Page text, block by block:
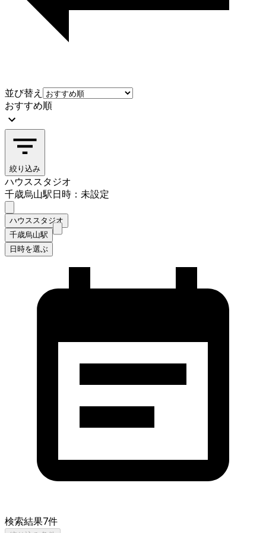
並び替え
おすすめ順
絞り込み
ハウススタジオ
千歳烏山駅日時：未設定
ハウススタジオ
千歳烏山駅
日時を選ぶ
検索結果7件